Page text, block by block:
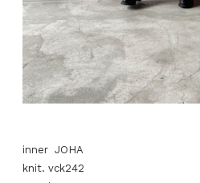
inner JOHA
knit. vck242